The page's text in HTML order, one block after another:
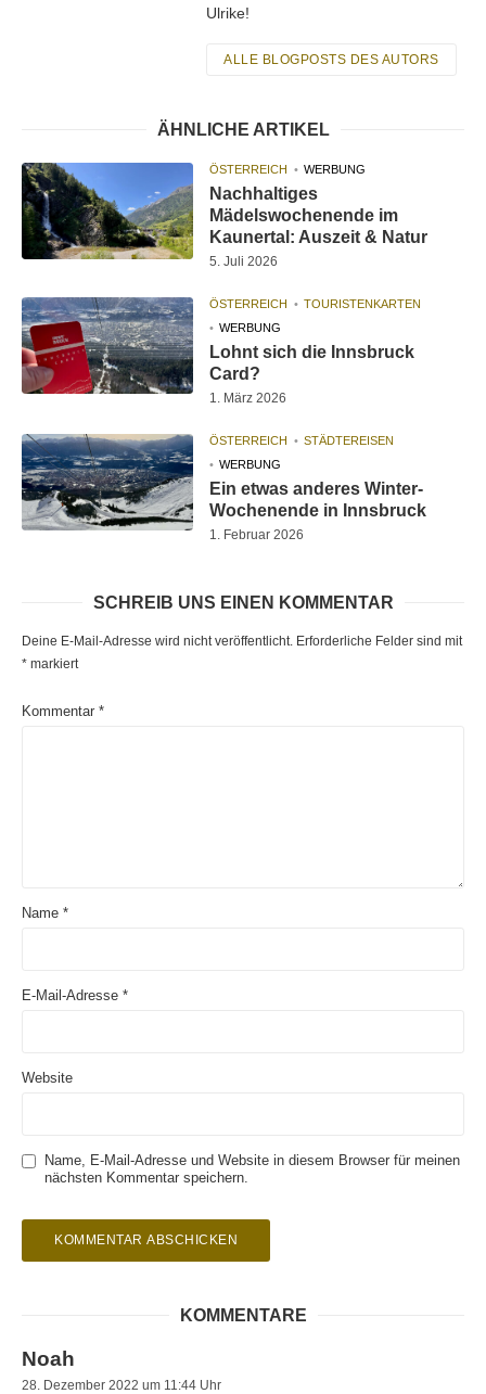
Ulrike!
ALLE BLOGPOSTS DES AUTORS
ÄHNLICHE ARTIKEL
ÖSTERREICH WERBUNG
Nachhaltiges
Mädelswochenende im
Kaunertal: Auszeit & Natur
5. Juli 2026
ÖSTERREICH
TOURISTENKARTEN
WERBUNG
Lohnt sich die Innsbruck
Card?
1. März 2026
ÖSTERREICH
STÄDTEREISEN
WERBUNG
Ein etwas anderes Winter-
Wochenende in Innsbruck
1. Februar 2026
SCHREIB UNS EINEN KOMMENTAR
Deine E-Mail-Adresse wird nicht veröffentlicht. Erforderliche Felder sind mit
* markiert
Kommentar *
Name *
E-Mail-Adresse *
Website
Name, E-Mail-Adresse und Website in diesem Browser für meinen
nächsten Kommentar speichern.
KOMMENTARE
Noah
28. Dezember 2022 um 11:44 Uhr